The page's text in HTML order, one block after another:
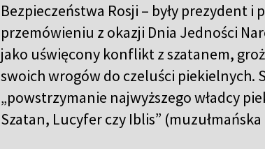
Bezpieczeństwa Rosji – były prezydent i
przemówieniu z okazji Dnia Jedności
jako uświęcony konflikt z szatanem,
swoich wrogów do czeluści piekielnych.
„powstrzymanie najwyższego władcy
Szatan, Lucyfer czy Iblis”